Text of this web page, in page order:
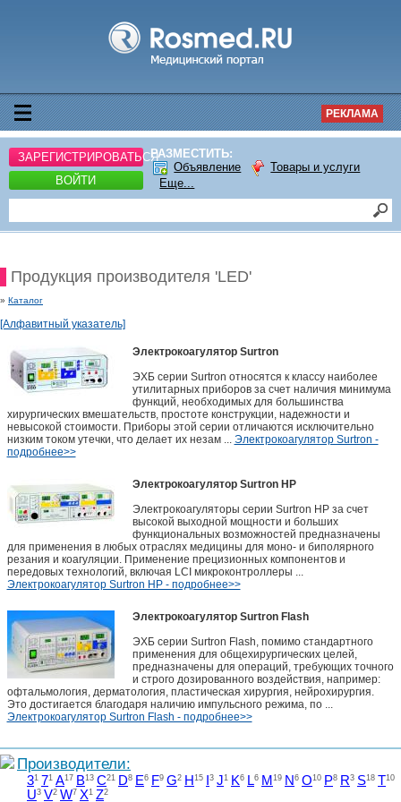
РЕКЛАМА
ЗАРЕГИСТРИРОВАТЬСЯ
ВОЙТИ
РАЗМЕСТИТЬ:
Объявление
Товары и услуги
Еще...
Продукция производителя 'LED'
» Каталог
[Алфавитный указатель]
Электрокоагулятор Surtron
ЭХБ серии Surtron относятся к классу наиболее
утилитарных приборов за счет наличия минимума
функций, необходимых для большинства
хирургических вмешательств, простоте конструкции, надежности и
невысокой стоимости. Приборы этой серии отличаются исключительно
низким током утечки, что делает их незам ... Электрокоагулятор Surtron -
подробнее>>
Электрокоагулятор Surtron HP
Электрокоагуляторы серии Surtron HP за счет
высокой выходной мощности и больших
функциональных возможностей предназначены
для применения в любых отраслях медицины для моно- и биполярного
резания и коагуляции. Применение прецизионных компонентов и
передовых технологий, включая LCI микроконтроллеры ...
Электрокоагулятор Surtron HP - подробнее>>
Электрокоагулятор Surtron Flash
ЭХБ серии Surtron Flash, помимо стандартного
применения для общехирургических целей,
предназначены для операций, требующих точного
и строго дозированного воздействия, например:
офтальмология, дерматология, пластическая хирургия, нейрохирургия.
Это достигается благодаря наличию импульсного режима, по ...
Электрокоагулятор Surtron Flash - подробнее>>
Производители:
31 71 A17 B13 C21 D8 E6 F9 G2 H 15 3 J1 K6 L6 M 19 N 6 O10 P8 R3 S18 T10
U3 V2 W7 X1 Z2